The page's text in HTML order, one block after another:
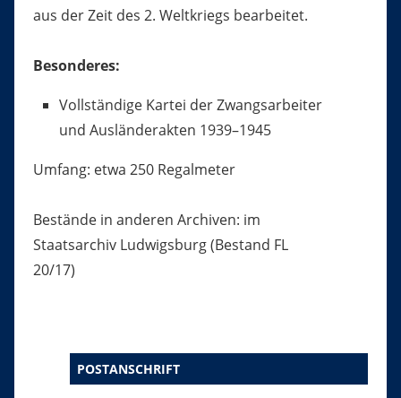
aus der Zeit des 2. Weltkriegs bearbeitet.
Besonderes:
Vollständige Kartei der Zwangsarbeiter
und Ausländerakten 1939–1945
Umfang: etwa 250 Regalmeter
Bestände in anderen Archiven: im
Staatsarchiv Ludwigsburg (Bestand FL
20/17)
POSTANSCHRIFT